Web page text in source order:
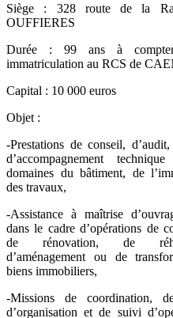
Siège : 328 route de la
OUFFIERES
Durée : 99 ans à
immatriculation au RCS de
Capital : 10 000 euros
Objet :
-Prestations de conseil,
d’accompagnement
domaines du bâtiment, de
des travaux,
-Assistance à maîtrise
dans le cadre d’opérations de
de rénovation, de
d’aménagement ou de
biens immobiliers,
-Missions de coordination,
d’organisation et de suivi